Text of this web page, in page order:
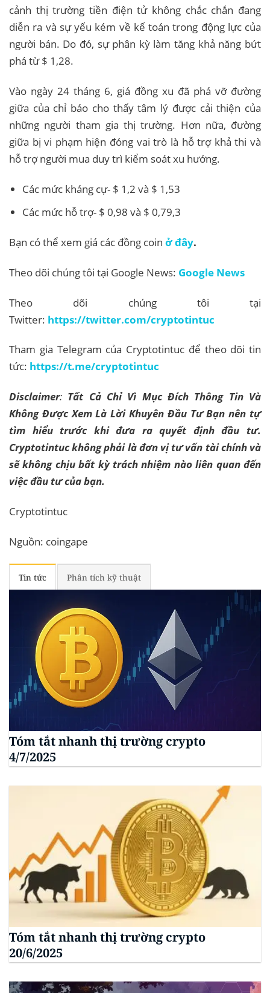
cảnh thị trường tiền điện tử không chắc chắn đang
diễn ra và sự yếu kém về kế toán trong động lực của
người bán. Do đó, sự phân kỳ làm tăng khả năng bứt
phá từ $ 1,28.
Vào ngày 24 tháng 6, giá đồng xu đã phá vỡ đường
giữa của chỉ báo cho thấy tâm lý được cải thiện của
những người tham gia thị trường. Hơn nữa, đường
giữa bị vi phạm hiện đóng vai trò là hỗ trợ khả thi và
hỗ trợ người mua duy trì kiểm soát xu hướng.
Các mức kháng cự- $ 1,2 và $ 1,53
Các mức hỗ trợ- $ 0,98 và $ 0,79,3
Bạn có thể xem giá các đồng coin ở đây.
Theo dõi chúng tôi tại Google News: Google News
Theo dõi chúng tôi tại
Twitter: https://twitter.com/cryptotintuc
Tham gia Telegram của Cryptotintuc để theo dõi tin
tức: https://t.me/cryptotintuc
Disclaimer: Tất Cả Chỉ Vì Mục Đích Thông Tin Và
Không Được Xem Là Lời Khuyên Đầu Tư Bạn nên tự
tìm hiểu trước khi đưa ra quyết định đầu tư.
Cryptotintuc không phải là đơn vị tư vấn tài chính và
sẽ không chịu bất kỳ trách nhiệm nào liên quan đến
việc đầu tư của bạn.
Cryptotintuc
Nguồn: coingape
Tin tức Phân tích kỹ thuật
Tóm tắt nhanh thị trường crypto
4/7/2025
Tóm tắt nhanh thị trường crypto
20/6/2025